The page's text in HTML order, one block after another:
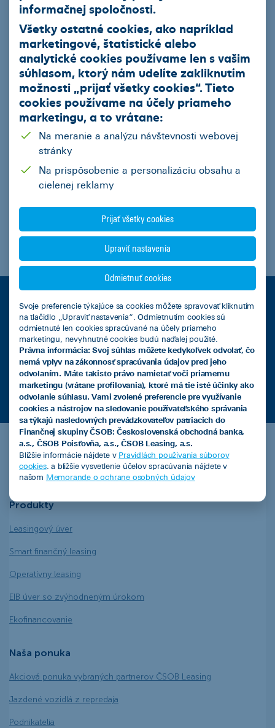
Správa - Počet Zostávajúcich Znakov 1000
Súhlasím
so spracovaním osobných údajov za účelom spracovania ponuky zo strany
ČSOB Leasing, a.s.
Odoslať
VIAC INFORMÁCIÍ
Leasingový úver
Kalkulačka úspor s elektromobilom
ČSOB Leasing a.s.
Produkty
Leasingový úver
Smart finančný leasing
Operatívny leasing
EIB úver so zvýhodneným úrokom
Ekofinancovanie
Naša ponuka
Akciová ponuka vybraných partnerov ČSOB Leasing
Jazdené vozidlá z repredaja
Podnikatelia
informačnej spoločnosti.
Všetky ostatné cookies, ako napríklad
marketingové, štatistické alebo
analytické cookies používame len s vašim
súhlasom, ktorý nám udelíte zakliknutím
možnosti „prijať všetky cookies“. Tieto
cookies používame na účely priameho
marketingu, a to vrátane:
Na meranie a analýzu návštevnosti webovej
stránky
Na prispôsobenie a personalizáciu obsahu a
cielenej reklamy
Prijať všetky cookies
Upraviť nastavenia
Odmietnuť cookies
Svoje preferencie týkajúce sa cookies môžete spravovať kliknutím
na tlačidlo „Upraviť nastavenia“. Odmietnutím cookies sú
odmietnuté len cookies spracúvané na účely priameho
marketingu, nevyhnutné cookies budú naďalej použité.
Právna informácia: Svoj súhlas môžete kedykoľvek odvolať, čo
nemá vplyv na zákonnosť spracúvania údajov pred jeho
odvolaním. Máte takisto právo namietať voči priamemu
marketingu (vrátane profilovania), ktoré má tie isté účinky ako
odvolanie súhlasu. Vami zvolené preferencie pre využívanie
cookies a nástrojov na sledovanie používateľského správania
sa týkajú nasledovných prevádzkovateľov patriacich do
Finančnej skupiny ČSOB: Československá obchodná banka,
a.s., ČSOB Poisťovňa, a.s., ČSOB Leasing, a.s.
Bližšie informácie nájdete v Pravidlách používania súborov
cookies. a bližšie vysvetlenie účelov spracúvania nájdete v
našom Memorande o ochrane osobných údajov